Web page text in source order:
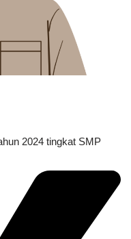
2024 tingkat SMP